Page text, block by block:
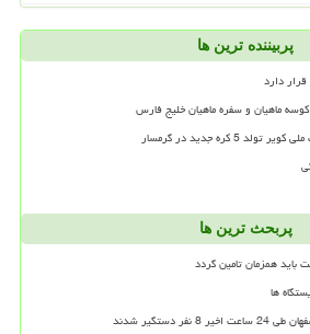
پربیننده ترین ها
دارد
ماهیان و سفره ماهیان خلیج فارس
کره جدید در گرمسار
پربحث ترین ها
همزمان تامین گردد
ها